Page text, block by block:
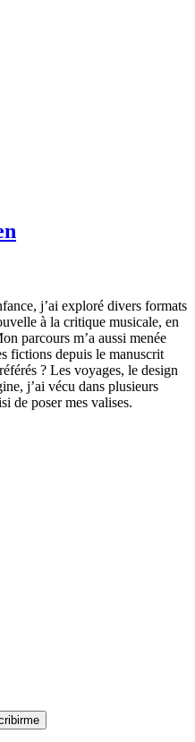
j’ai exploré divers formats
à la critique musicale, en
parcours m’a aussi menée
fictions depuis le manuscrit
? Les voyages, le design
j’ai vécu dans plusieurs
de poser mes valises.